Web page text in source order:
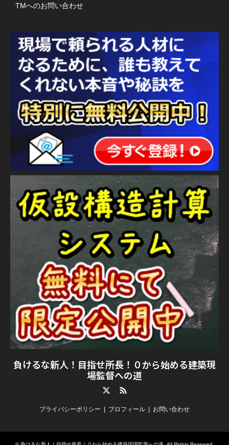
TMへのお問い合わせ
負けるな新人！目指せ所長！０から始める建築現
場監督への道
プライバシーポリシー プロフィール お問い合わせ